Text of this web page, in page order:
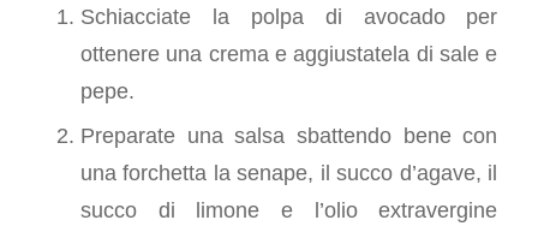
Schiacciate la polpa di avocado per
ottenere una crema e aggiustatela di sale e
pepe.
Preparate una salsa sbattendo bene con
una forchetta la senape, il succo d’agave, il
succo di limone e l’olio extravergine